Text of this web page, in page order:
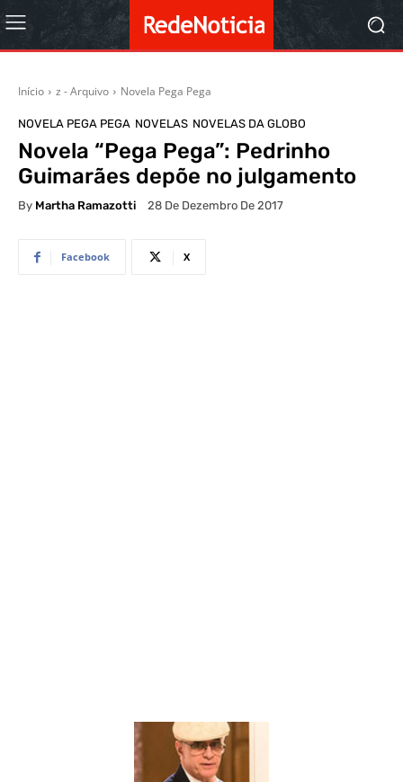
Início z - Arquivo Novela Pega Pega
NOVELA PEGA PEGA NOVELAS NOVELAS DA GLOBO
Novela “Pega Pega”: Pedrinho
Guimarães depõe no julgamento
By Martha Ramazotti 28 De Dezembro De 2017
Facebook X